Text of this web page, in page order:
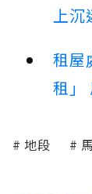
上沉
租屋
租」
地段